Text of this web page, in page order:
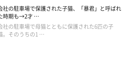
社の駐車場で保護された子猫、「暴君」と呼ばれ
時期も→2才 …
社の駐車場で母猫とともに保護された6匹の子
。そのうちの1 …